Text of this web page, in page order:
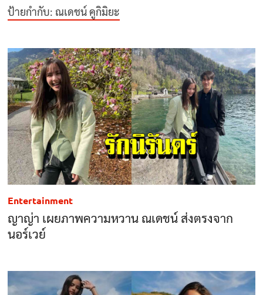
ป้ายกำกับ: ณเดชน์ คูกิมิยะ
Entertainment
ญาญ่า เผยภาพความหวาน ณเดชน์ ส่งตรงจาก
นอร์เวย์